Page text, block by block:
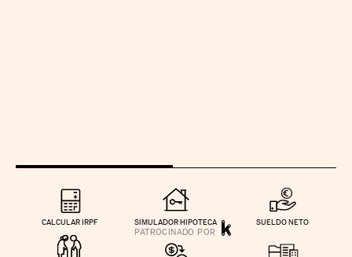
CALCULAR IRPF SIMULADOR HIPOTECA SUELDO NETO